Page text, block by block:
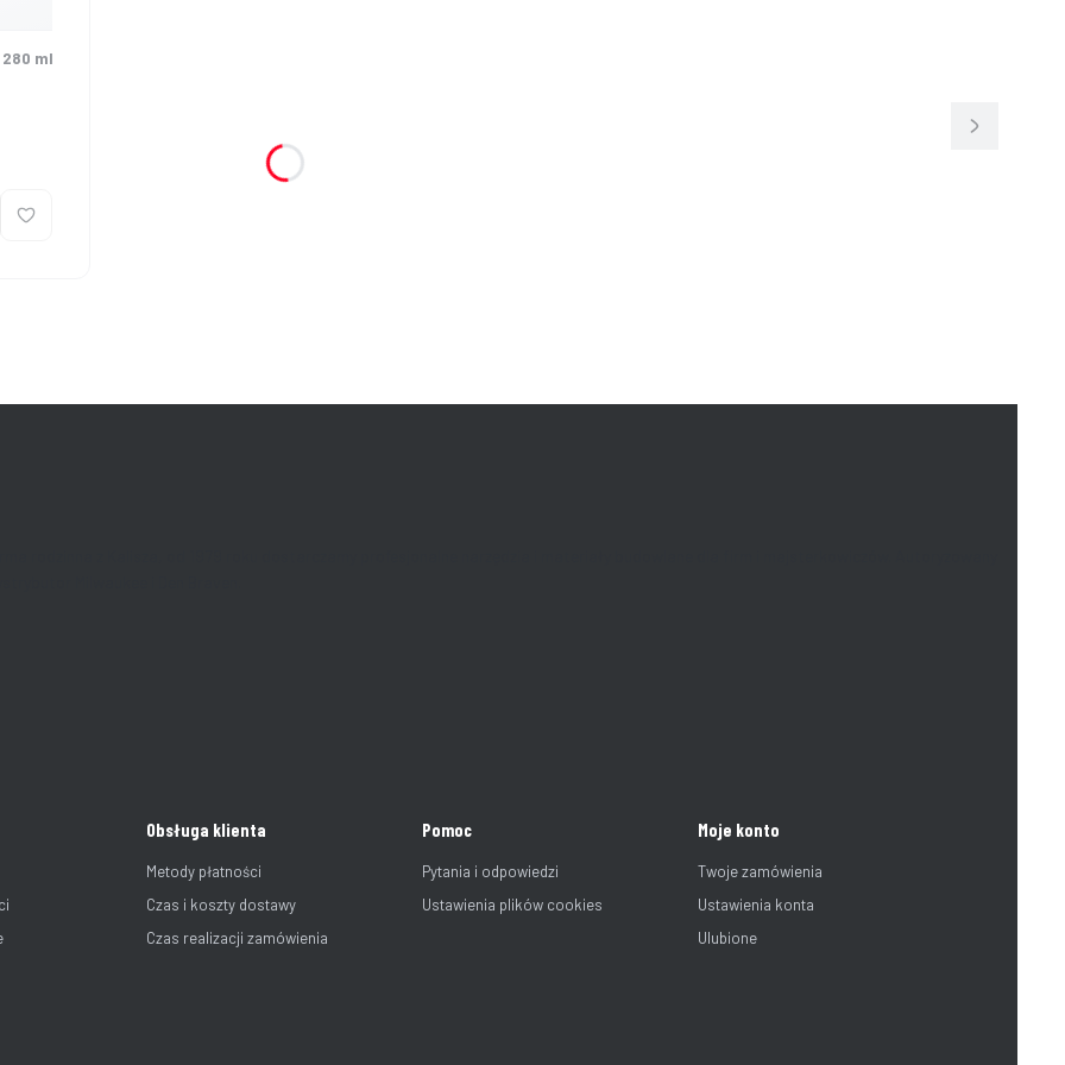
ml
Obsługa klienta
Metody płatności
Czas i koszty dostawy
Czas realizacji zamówienia
Pomoc
Pytania i odpowiedzi
Ustawienia plików cookies
Moje konto
Twoje zamówienia
Ustawienia konta
Ulubione